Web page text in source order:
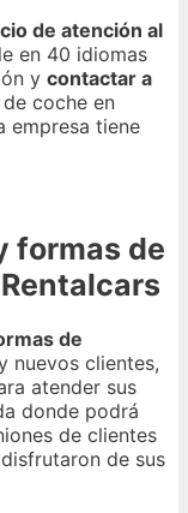
de atención al
en 40 idiomas
y contactar a
coche en
empresa tiene
formas de
de
nuevos clientes,
atender sus
donde podrá
de clientes
de sus